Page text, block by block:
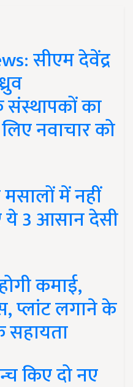
सीएम देवेंद्र
संस्थापकों का
नवाचार को
में नहीं
ये 3 आसान देसी
कमाई,
प्लांट लगाने के
सहायता
किए दो नए